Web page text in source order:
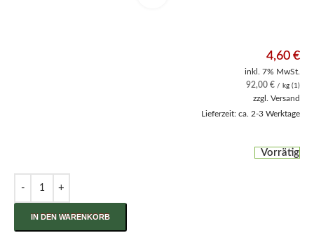
4,60 €
inkl. 7% MwSt.
92,00 € / kg (1)
zzgl. Versand
Lieferzeit: ca. 2-3 Werktage
Vorrätig
IN DEN WARENKORB